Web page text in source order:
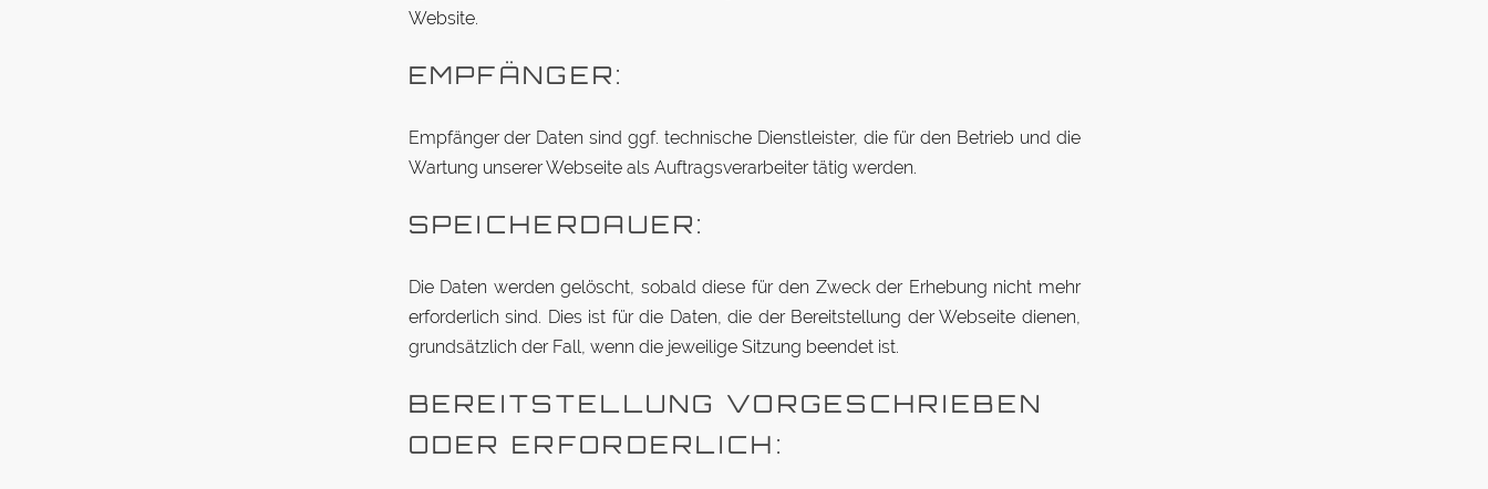
Website.
EMP­FÄNGER:
Emp­fänger der Daten sind ggf. tech­nische Dienst­leister, die für den Be­trieb und die
Wartung un­serer Web­seite als Auf­trags­ver­ar­beiter tätig werden.
SPEI­CHER­DAUER:
Die Daten werden ge­löscht, sobald diese für den Zweck der Er­hebung nicht mehr
er­for­derlich sind. Dies ist für die Daten, die der Be­reit­stellung der Web­seite dienen,
grund­sätzlich der Fall, wenn die je­weilige Sitzung be­endet ist.
BE­REIT­STELLUNG VOR­GE­SCHRIEBEN
ODER ERFORDERLICH: